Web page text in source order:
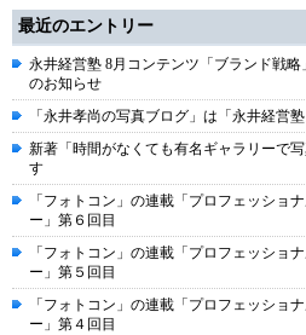
最近のエントリー
永井経営塾 8月コンテンツ「ブランド戦
のお知らせ
「永井孝尚の写真ブログ」は「永井経営
新著「時間がなくても有名ギャラリーで
す
「フォトコン」の連載「プロフェッショ
ー」第６回目
「フォトコン」の連載「プロフェッショ
ー」第５回目
「フォトコン」の連載「プロフェッショ
ー」第４回目